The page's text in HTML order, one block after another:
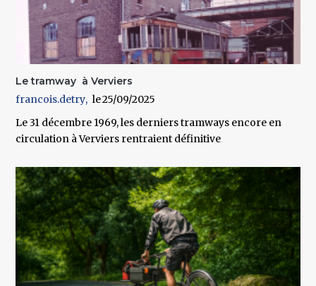
Le tramway à Verviers
francois.detry
25/09/2025
Le 31 décembre 1969, les derniers tramways encore en
circulation à Verviers rentraient définitive